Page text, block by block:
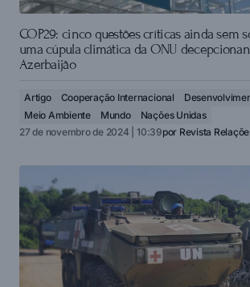
COP29: cinco questões críticas ainda sem
uma cúpula climática da ONU
Azerbaijão
Artigo Cooperação Internacional
Meio Ambiente
Mundo
Nações Unidas
27 de novembro de 2024 | 10:39por Revista